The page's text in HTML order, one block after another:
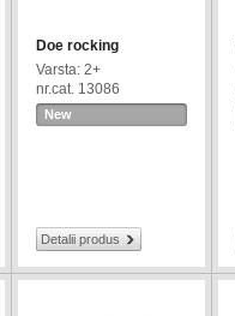
Doe rocking
Varsta: 2+
nr.cat. 13086
New
Detalii produs